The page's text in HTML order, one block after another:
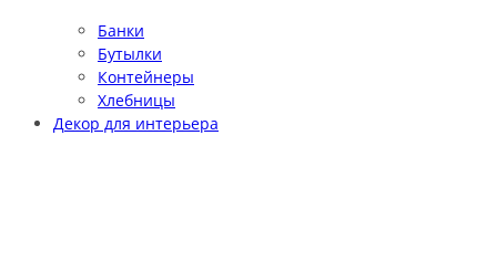
Банки
Бутылки
Контейнеры
Хлебницы
Декор для интерьера